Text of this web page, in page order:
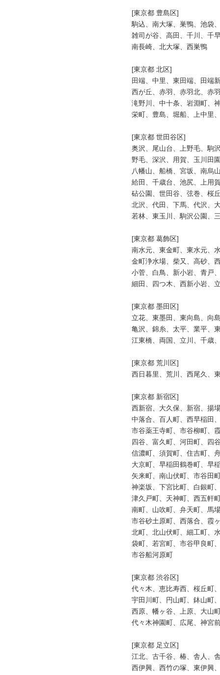
[東京都 豊島区]
駒込、南大塚、巣鴨、池袋
雑司が谷、高田、千川、千
南長崎、北大塚、西巣鴨
[東京都 北区]
田端、中里、東田端、田端
西が丘、赤羽、赤羽北、赤
滝野川、中十条、岩淵町、
栄町、豊島、堀船、上中里
[東京都 世田谷区]
奥沢、尾山台、上野毛、駒
野毛、深沢、用賀、玉川田
八幡山、船橋、宮坂、南烏
給田、千歳台、池尻、上用
砧公園、世田谷、弦巻、桜
北沢、代田、下馬、代沢、
若林、東玉川、駒沢公園、
[東京都 葛飾区]
南水元、東金町、東水元、
金町浄水場、柴又、高砂、
小菅、白鳥、新小岩、青戸
細田、四つ木、西新小岩、
[東京都 墨田区]
立花、東墨田、東向島、向
亀沢、錦糸、太平、業平、
江東橋、両国、立川、千歳
[東京都 荒川区]
西日暮里、荒川、西尾久、
[東京都 新宿区]
西新宿、大久保、新宿、揚
中落合、百人町、西早稲田
市谷薬王寺町、市谷柳町、
四谷、富久町、河田町、四
信濃町、須賀町、住吉町、
大京町、早稲田鶴巻町、早
矢来町、南山伏町、市谷田
神楽坂、下宮比町、白銀町
津久戸町、天神町、西五軒
南町、山吹町、弁天町、馬
市谷砂土原町、西落合、霞
北町、北山伏町、細工町、
袋町、若宮町、市谷甲良町
市谷船河原町
[東京都 渋谷区]
代々木、恵比寿西、桜丘町
宇田川町、円山町、鉢山町
西原、幡ヶ谷、上原、大山
代々木神園町、広尾、神宮
[東京都 足立区]
江北、古千谷、椿、舎人、
西伊興、西竹の塚、東伊興